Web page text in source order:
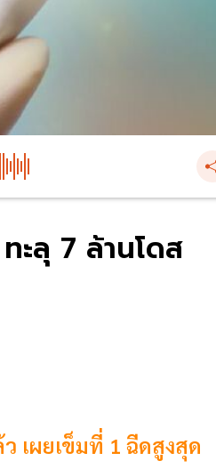
ะลุ 7 ล้านโดส
เผยเข็มที่ 1 ฉีดสูงสุด